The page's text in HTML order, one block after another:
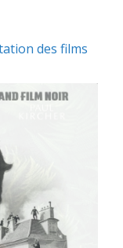
J’ai perdu mon
des films